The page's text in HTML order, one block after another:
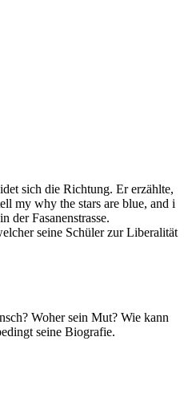
sich die Richtung. Er erzählte,
my why the stars are blue, and i
Fasanenstrasse.
seine Schüler zur Liberalität
Woher sein Mut? Wie kann
seine Biografie.